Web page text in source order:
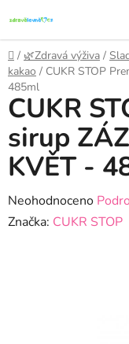
na
obsah
Domů
/ 🌿Zdravá výživa /
kakao / CUKR STOP
485ml
CUKR
sirup
KVĚT -
Průměrné
hodnocení
Neohodnoceno
Značka: CUKR STOP